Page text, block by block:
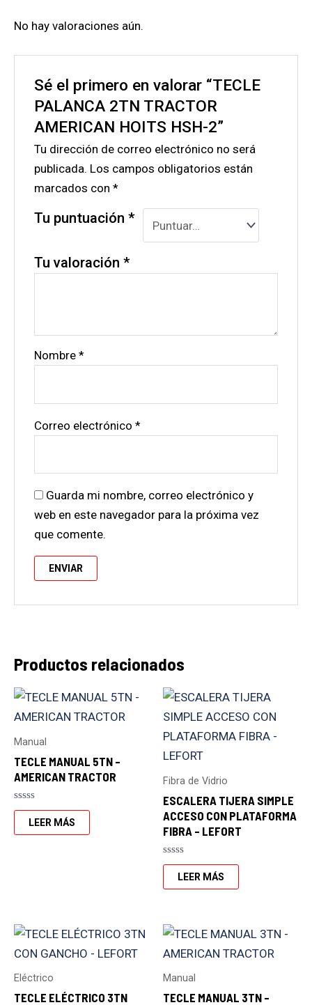
No hay valoraciones aún.
Sé el primero en valorar “TECLE
PALANCA 2TN TRACTOR
AMERICAN HOITS HSH-2”
Tu dirección de correo electrónico no será
publicada. Los campos obligatorios están
marcados con*
Tu puntuación*
Tu valoración*
Nombre*
Correo electrónico*
Guarda mi nombre, correo electrónico y
web en este navegador para la próxima vez
que comente.
Productos relacionados
Manual
TECLE MANUAL 5TN –
AMERICAN TRACTOR
Valorado
conLEER MÁS
Fibra de Vidrio
ESCALERA TIJERA SIMPLE
ACCESO CON PLATAFORMA
FIBRA – LEFORT
Valorado
conLEER MÁS
Eléctrico
TECLE ELÉCTRICO 3TN
Manual
TECLE MANUAL 3TN –